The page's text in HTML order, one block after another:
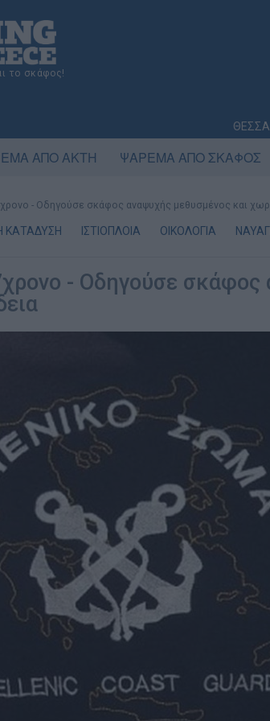
το σκάφος!
ΑΠΟ ΑΚΤΗ ΨΑΡΕΜΑ ΑΠΟ ΣΚΑΦΟΣ
- Οδηγούσε σκάφος αναψυχής μεθυσμένος και
ΙΣΤΙΟΠΛΟΙΑ ΟΙΚΟΛΟΓΙΑ
- Οδηγούσε σκάφος